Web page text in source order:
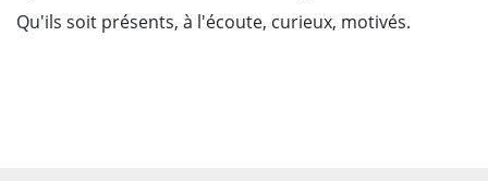
Qu'ils soit présents, à l'écoute, curieux, motivés.